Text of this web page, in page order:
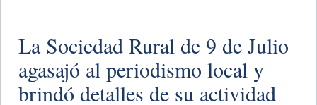
La Sociedad Rural de 9 de Julio
agasajó al periodismo local y
brindó detalles de su actividad